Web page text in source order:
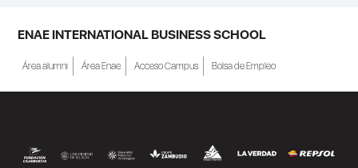
ENAE INTERNATIONAL BUSINESS SCHOOL
Área alumni Área Enae Acceso Campus Bolsa de Empleo